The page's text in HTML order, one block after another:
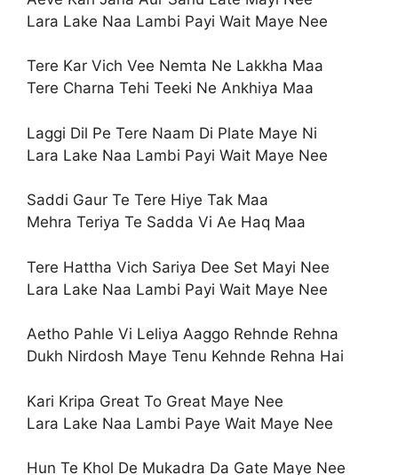
Lara Lake Naa Lambi Payi Wait Maye Nee
Tere Kar Vich Vee Nemta Ne Lakkha Maa
Tere Charna Tehi Teeki Ne Ankhiya Maa
Laggi Dil Pe Tere Naam Di Plate Maye Ni
Lara Lake Naa Lambi Payi Wait Maye Nee
Saddi Gaur Te Tere Hiye Tak Maa
Mehra Teriya Te Sadda Vi Ae Haq Maa
Tere Hattha Vich Sariya Dee Set Mayi Nee
Lara Lake Naa Lambi Payi Wait Maye Nee
Aetho Pahle Vi Leliya Aaggo Rehnde Rehna
Dukh Nirdosh Maye Tenu Kehnde Rehna Hai
Kari Kripa Great To Great Maye Nee
Lara Lake Naa Lambi Paye Wait Maye Nee
Hun Te Khol De Mukadra Da Gate Maye Nee